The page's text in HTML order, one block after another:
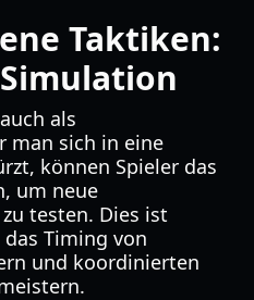
Taktiken:
als
man sich in eine
können Spieler das
um neue
testen. Dies ist
Timing von
und koordinierten